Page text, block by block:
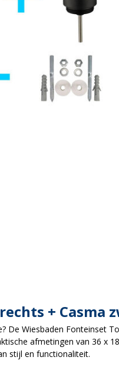
+ Casma
De Wiesbaden Fonteinset
afmetingen van 36 x
stijl en functionaliteit.